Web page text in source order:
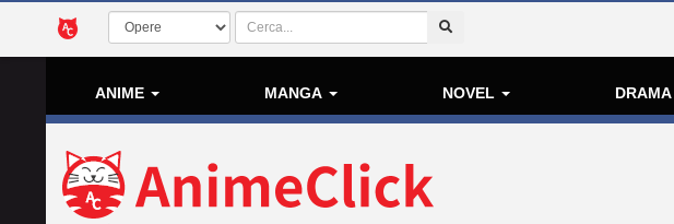
ANIME MANGA NOVEL DRAMA